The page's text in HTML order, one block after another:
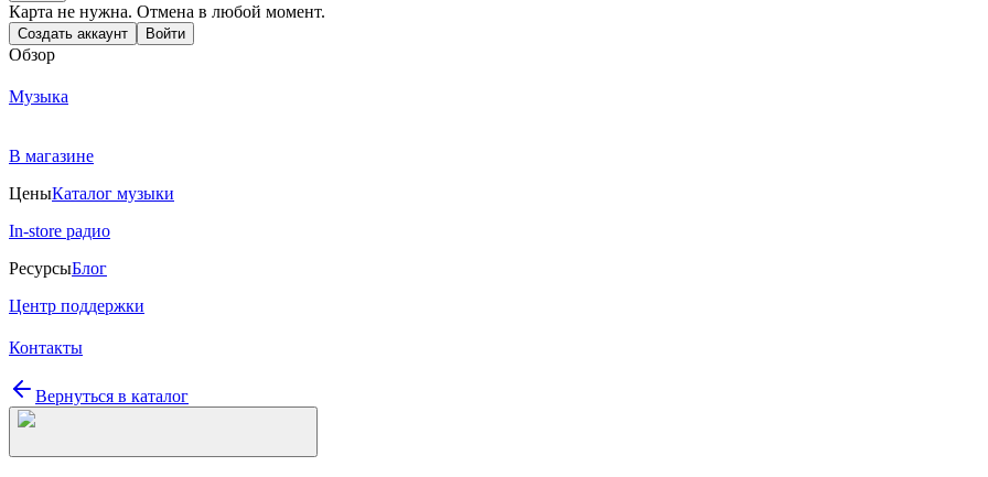
Карта не нужна. Отмена в любой момент.
Создать аккаунт Войти
Обзор
Музыка
В магазине
ЦеныКаталог музыки
In-store радио
РесурсыБлог
Центр поддержки
Контакты
Вернуться в каталог